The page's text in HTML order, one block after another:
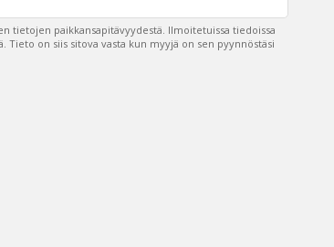
tietojen paikkansapitävyydestä. Ilmoitetuissa tiedoissa
on siis sitova vasta kun myyjä on sen pyynnöstäsi